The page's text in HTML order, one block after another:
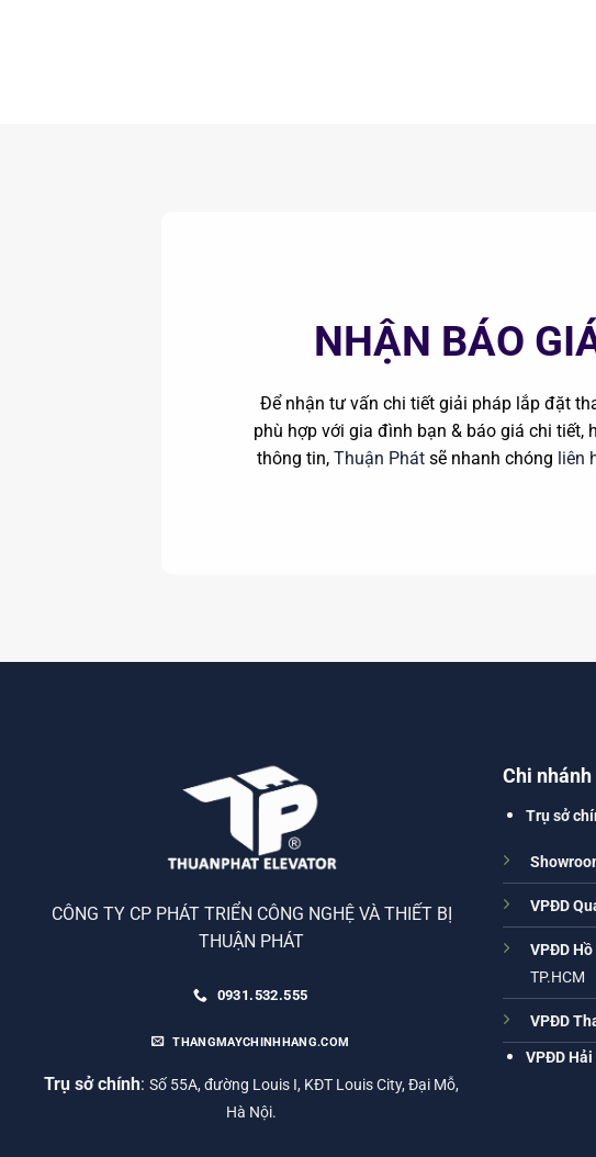
NHẬN BÁO
Để nhận tư vấn chi tiết giải pháp lắp đặt
phù hợp với gia đình bạn & báo giá chi tiết,
thông tin, Thuận Phátsẽ nhanh chóng liên
CÔNG TY CP PHÁT TRIỂN CÔNG NGHỆ VÀ THIẾT BỊ
THUẬN PHÁT
0931.532.555
THANGMAYCHINHHANG.COM
Trụ sở chính: Số 55A, đường Louis I, KĐT Louis City, Đại Mỗ,
Hà Nội.
Chi
Trụ sở
VPĐD
VPĐD
TP.HCM
VPĐD
VPĐD